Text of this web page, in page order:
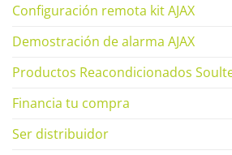
Configuración remota kit AJAX
Demostración de alarma AJAX
Productos Reacondicionados
Financia tu compra
Ser distribuidor